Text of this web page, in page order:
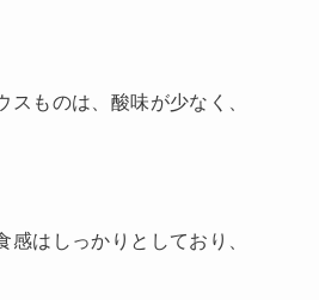
ものは、酸味が少なく、
はしっかりとしており、